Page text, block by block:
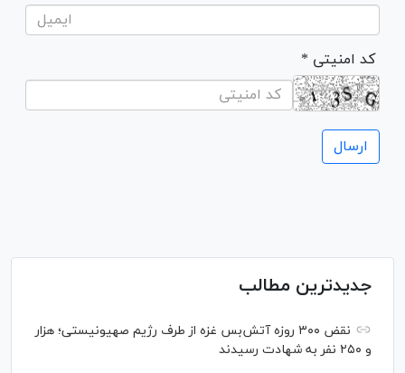
* کد امنیتی
جدیدترین مطالب
نقض ۳۰۰ روزه آتش‌بس غزه از طرف رژیم صهیونیستی؛ هزار
و ۲۵۰ نفر به شهادت رسیدند